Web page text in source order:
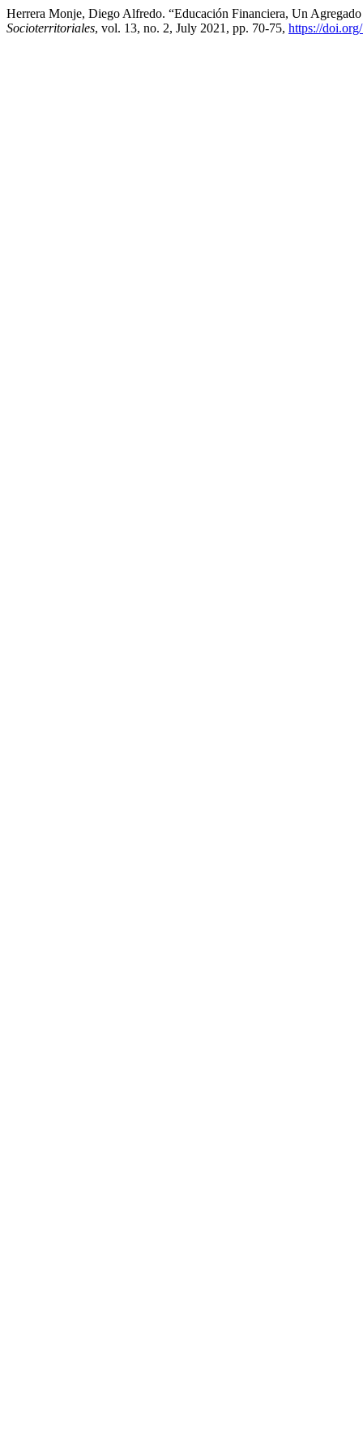
Herrera Monje, Diego Alfredo. “Educación Financiera, Un
Socioterritoriales, vol. 13, no. 2, July 2021, pp. 70-75, https://